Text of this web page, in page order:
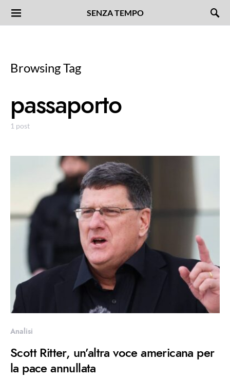
SENZA TEMPO
Browsing Tag
passaporto
1 post
Analisi
Scott Ritter, un’altra voce americana per
la pace annullata